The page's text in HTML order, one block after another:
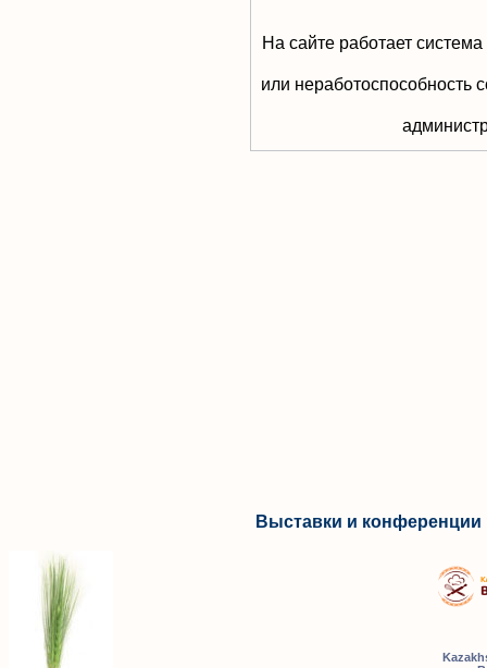
На сайте работает
или неработоспособность
Выставки и конференции